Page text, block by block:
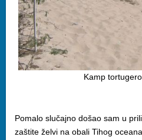
Kamp
Pomalo slučajno došao sam u
zaštite želvi na obali Tihog